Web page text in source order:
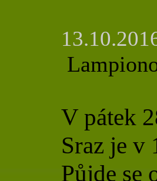
V pátek
Sraz je v
Půjde se